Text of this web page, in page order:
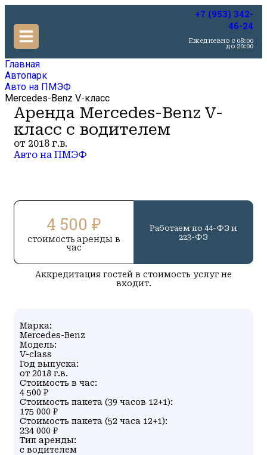
+7 (953) 342-
46-24
Ежедневно c 08:00
до 20:00
Главная
Автопарк
Авто на ПМЭФ
Mercedes-Benz V-класс
Аренда Mercedes-Benz V-
класс с водителем
от 2018 г.в.
Авто на ПМЭФ
4 500 ₽
стоимость аренды в
час
Работаем по 44-ФЗ и
223-ФЗ
Аккредитация гостей в стоимость услуг не
входит.
Марка:
Mercedes-Benz
Модель:
V-class
Год выпуска:
от 2018 г.в.
Стоимость в час:
4 500 ₽
Стоимость пакета (39 часов 12+1):
175 000 ₽
Стоимость пакета (52 часа 12+1):
234 000 ₽
Тип аренды:
с водителем